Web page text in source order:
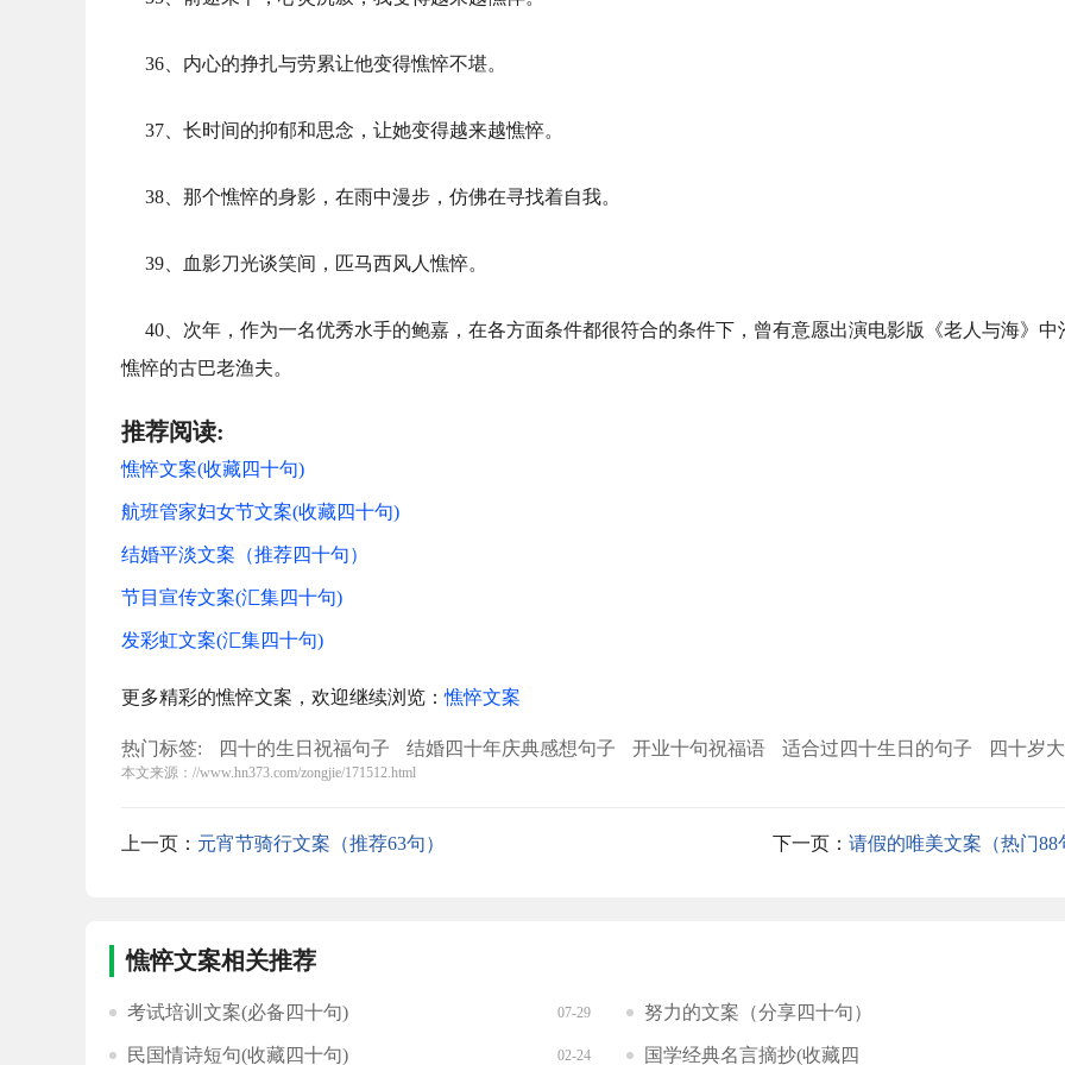
36、内心的挣扎与劳累让他变得憔悴不堪。
37、长时间的抑郁和思念，让她变得越来越憔悴。
38、那个憔悴的身影，在雨中漫步，仿佛在寻找着自我。
39、血影刀光谈笑间，匹马西风人憔悴。
40、次年，作为一名优秀水手的鲍嘉，在各方面条件都很符合的条件下，曾有意愿出演电影版《老人与海》中
憔悴的古巴老渔夫。
推荐阅读:
憔悴文案(收藏四十句)
航班管家妇女节文案(收藏四十句)
结婚平淡文案（推荐四十句）
节目宣传文案(汇集四十句)
发彩虹文案(汇集四十句)
更多精彩的憔悴文案，欢迎继续浏览：憔悴文案
热门标签: 四十的生日祝福句子 结婚四十年庆典感想句子 开业十句祝福语 适合过四十生日的句子
四十岁
生日祝福语
看不见的收藏读后感
本文来源：//www.hn373.com/zongjie/171512.html
上一页： 元宵节骑行文案（推荐63句） 下一页： 请假的唯美文案（热门88
憔悴文案相关推荐
考试培训文案(必备四十句) 07-29 努力的文案（分享四十句）
民国情诗短句(收藏四十句) 02-24 国学经典名言摘抄(收藏四